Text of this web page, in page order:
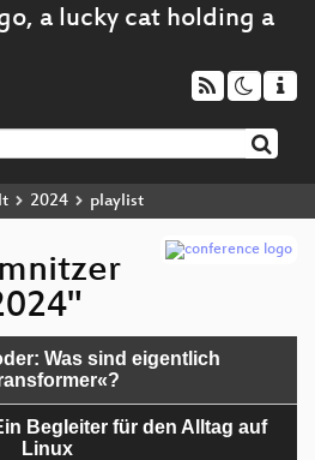
2024 playlist
Was sind eigentlich
Begleiter für den Alltag auf
Linux